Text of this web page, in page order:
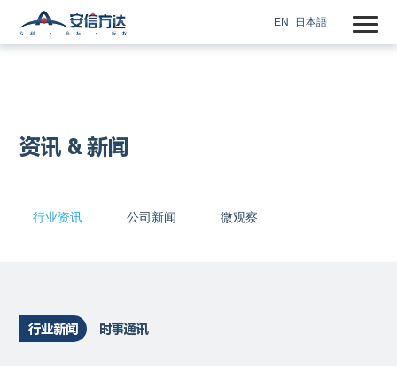
EN 日本語
资讯 & 新闻
行业资讯 公司新闻 微观察
行业新闻 时事通讯